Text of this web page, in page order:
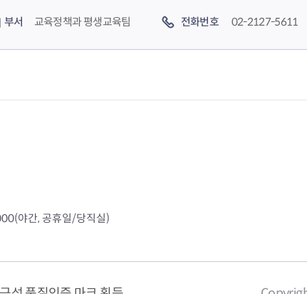
부서 교육정책과 평생교육팀 전화번호 02-2127-5611
야간, 공휴일/당직실)